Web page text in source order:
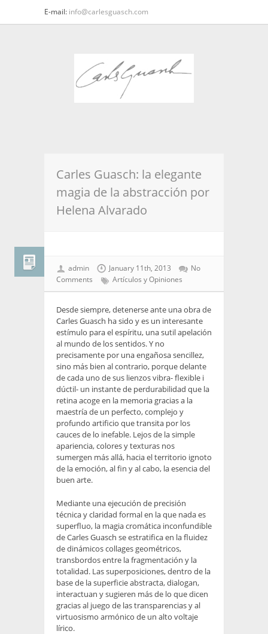
E-mail: info@carlesguasch.com
Carles Guasch: la elegante
magia de la abstracción por
Helena Alvarado
admin January 11th, 2013
No
Comments
Artículos y Opiniones
Desde siempre, detenerse ante una obra de
Carles Guasch ha sido y es un interesante
estímulo para el espíritu, una sutil apelación
al mundo de los sentidos. Y no
precisamente por una engañosa sencillez,
sino más bien al contrario, porque delante
de cada uno de sus lienzos vibra- flexible i
dúctil- un instante de perdurabilidad que la
retina acoge en la memoria gracias a la
maestría de un perfecto, complejo y
profundo artificio que transita por los
cauces de lo inefable. Lejos de la simple
apariencia, colores y texturas nos
sumergen más allá, hacia el territorio ignoto
de la emoción, al fin y al cabo, la esencia del
buen arte.
Mediante una ejecución de precisión
técnica y claridad formal en la que nada es
superfluo, la magia cromática inconfundible
de Carles Guasch se estratifica en la fluidez
de dinámicos collages geométricos,
transbordos entre la fragmentación y la
totalidad. Las superposiciones, dentro de la
base de la superficie abstracta, dialogan,
interactuan y sugieren más de lo que dicen
gracias al juego de las transparencias y al
virtuosismo armónico de un alto voltaje
lírico.